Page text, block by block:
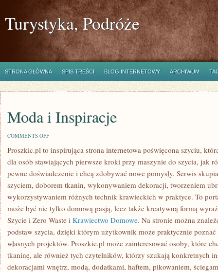
Turystyka, Podróże
STRONA GŁÓWNA SPIS TREŚCI BLOG INTERNETOWY ARCHIWUM
Moda i Inspiracje
COMMENTS OFFON
INSPIRACJE
Proszkic.pl to inspirująca strona internetowa poświęcona szyciu,
dla osób stawiających pierwsze kroki przy maszynie do szycia, jak
pewne doświadczenie i chcą zdobywać nowe pomysły. Serwis
szyciem, doborem tkanin, wykonywaniem dekoracji, tworzeniem
wykorzystywaniem różnych technik krawieckich w praktyce. To
może być nie tylko domową pasją, lecz także kreatywną formą
Szycie i Zero Waste i Krawiectwo Domowe. Na stronie można
podstaw szycia, dzięki którym użytkownik może praktycznie
własnych projektów. Proszkic.pl może zainteresować osoby, które
tkaninę, ale również tych czytelników, którzy szukają konkretnych
dekoracjami wnętrz, modą, dodatkami, haftem, pikowaniem,